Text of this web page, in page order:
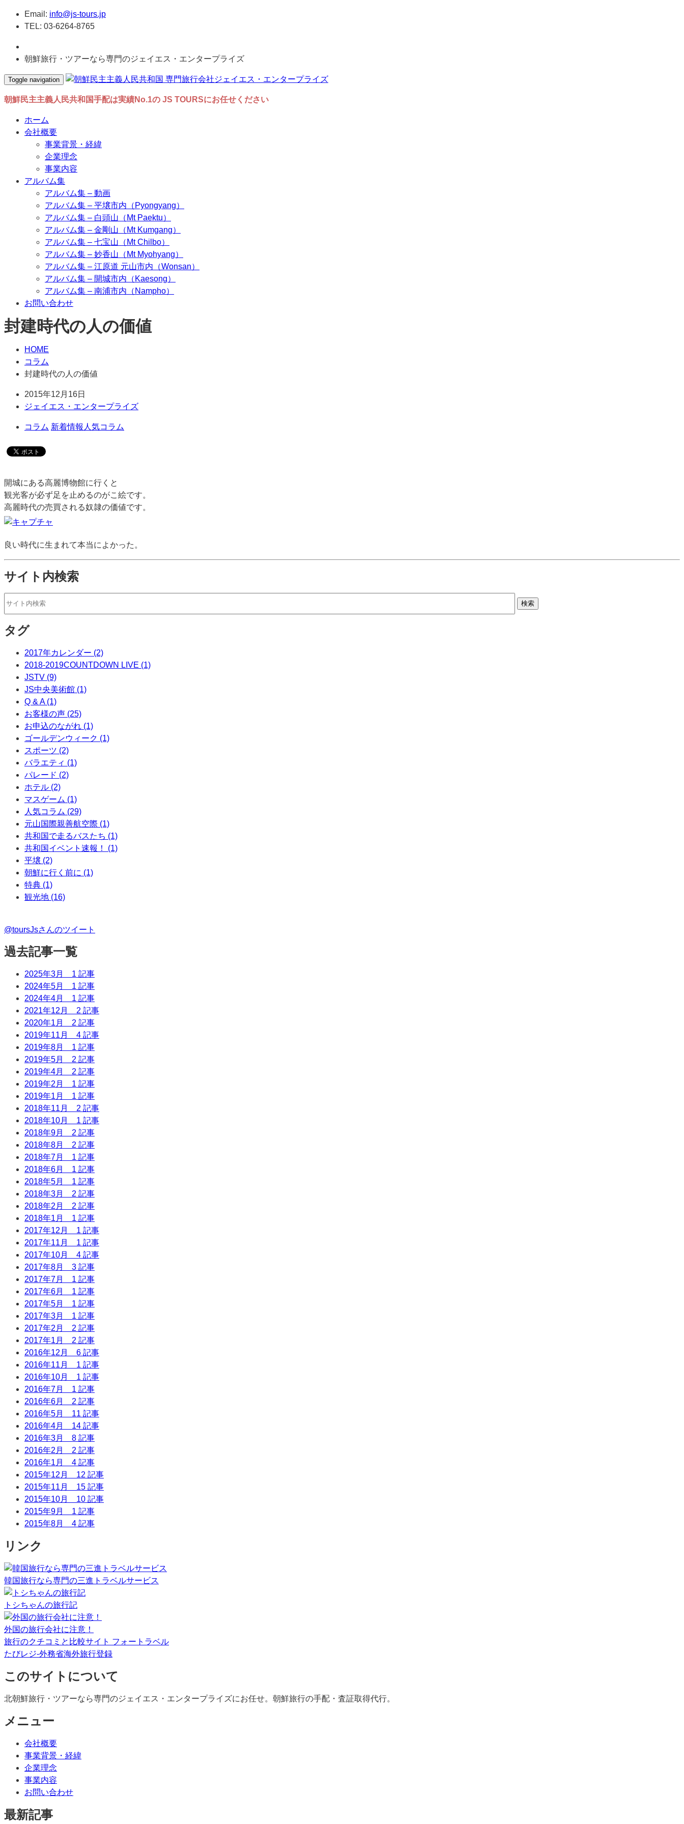
Email: info@js-tours.jp
TEL: 03-6264-8765
朝鮮旅行・ツアーなら専門のジェイエス・エンタープライズ
Toggle navigation
朝鮮民主主義人民共和国手配は実績No.1の JS TOURSにお任せください
ホーム
会社概要
事業背景・経緯
企業理念
事業内容
アルバム集
アルバム集 – 動画
アルバム集 – 平壌市内（Pyongyang）
アルバム集 – 白頭山（Mt Paektu）
アルバム集 – 金剛山（Mt Kumgang）
アルバム集 – 七宝山（Mt Chilbo）
アルバム集 – 妙香山（Mt Myohyang）
アルバム集 – 江原道 元山市内（Wonsan）
アルバム集 – 開城市内（Kaesong）
アルバム集 – 南浦市内（Nampho）
お問い合わせ
封建時代の人の価値
HOME
コラム
封建時代の人の価値
2015年12月16日
ジェイエス・エンタープライズ
コラム 新着情報 人気コラム
開城にある高麗博物館に行くと
観光客が必ず足を止めるのがこ絵です。
高麗時代の売買される奴隷の価値です。
良い時代に生まれて本当によかった。
サイト内検索
タグ
2017年カレンダー (2)
2018-2019COUNTDOWN LIVE (1)
JSTV (9)
JS中央美術館 (1)
Q & A (1)
お客様の声 (25)
お申込のながれ (1)
ゴールデンウィーク (1)
スポーツ (2)
バラエティ (1)
パレード (2)
ホテル (2)
マスゲーム (1)
人気コラム (29)
元山国際親善航空際 (1)
共和国で走るバスたち (1)
共和国イベント速報！ (1)
平壌 (2)
朝鮮に行く前に (1)
特典 (1)
観光地 (16)
@toursJsさんのツイート
過去記事一覧
2025年3月 1 記事
2024年5月 1 記事
2024年4月 1 記事
2021年12月 2 記事
2020年1月 2 記事
2019年11月 4 記事
2019年8月 1 記事
2019年5月 2 記事
2019年4月 2 記事
2019年2月 1 記事
2019年1月 1 記事
2018年11月 2 記事
2018年10月 1 記事
2018年9月 2 記事
2018年8月 2 記事
2018年7月 1 記事
2018年6月 1 記事
2018年5月 1 記事
2018年3月 2 記事
2018年2月 2 記事
2018年1月 1 記事
2017年12月 1 記事
2017年11月 1 記事
2017年10月 4 記事
2017年8月 3 記事
2017年7月 1 記事
2017年6月 1 記事
2017年5月 1 記事
2017年3月 1 記事
2017年2月 2 記事
2017年1月 2 記事
2016年12月 6 記事
2016年11月 1 記事
2016年10月 1 記事
2016年7月 1 記事
2016年6月 2 記事
2016年5月 11 記事
2016年4月 14 記事
2016年3月 8 記事
2016年2月 2 記事
2016年1月 4 記事
2015年12月 12 記事
2015年11月 15 記事
2015年10月 10 記事
2015年9月 1 記事
2015年8月 4 記事
リンク
韓国旅行なら専門の三進トラベルサービス
トシちゃんの旅行記
外国の旅行会社に注意！
旅行のクチコミと比較サイト フォートラベル
たびレジ-外務省海外旅行登録
このサイトについて
北朝鮮旅行・ツアーなら専門のジェイエス・エンタープライズにお任せ。朝鮮旅行の手配・査証取得代行。
メニュー
会社概要
事業背景・経緯
企業理念
事業内容
お問い合わせ
最新記事